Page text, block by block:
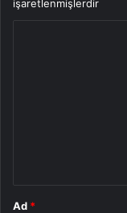
işaretlenmişlerdir
Ad *